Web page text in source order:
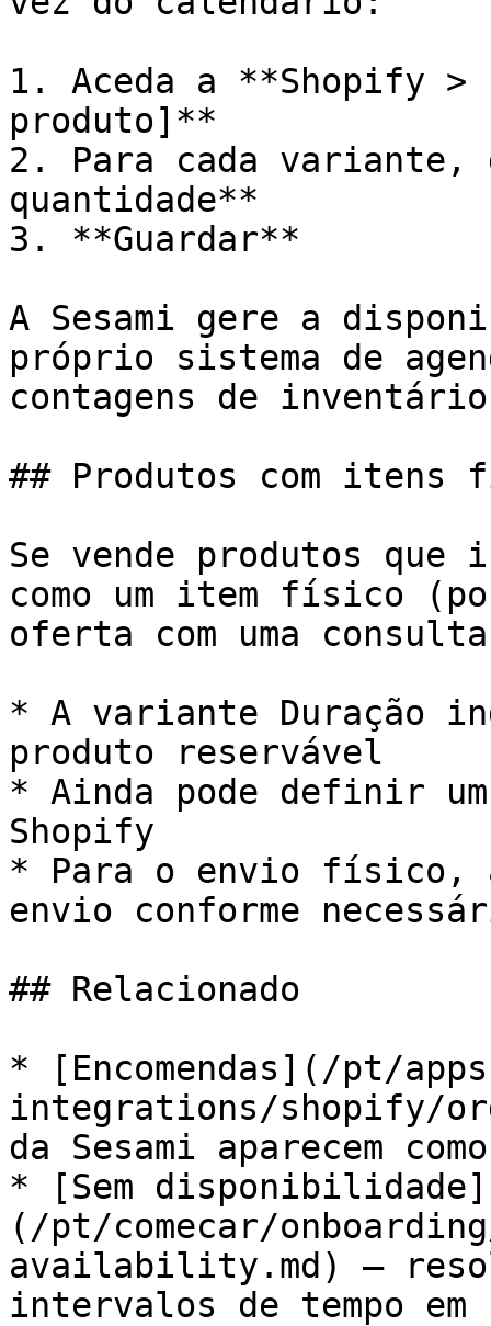
1. Aceda a **Shopify >
produto]**
2. Para cada variante,
quantidade**
3. **Guardar**
A Sesami gere a
próprio sistema de
contagens de
## Produtos com itens
Se vende produtos que
como um item físico
oferta com uma
* A variante Duração
produto reservável
* Ainda pode definir
Shopify
* Para o envio físico,
envio conforme
## Relacionado
* [Encomendas](/pt/
integrations/shopify/
da Sesami aparecem
* [Sem disponibilidade]
(/pt/comecar/
availability.md) —
intervalos de tempo